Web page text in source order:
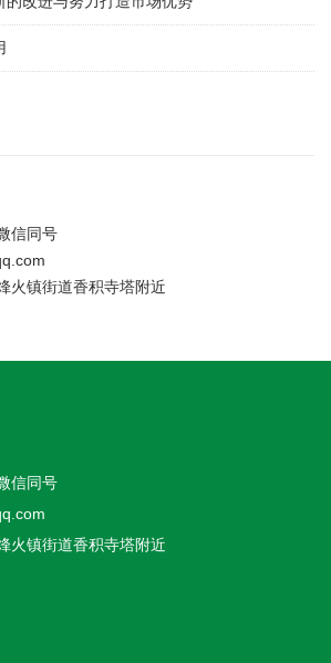
信同号
火镇街道香积寺塔附近
信同号
火镇街道香积寺塔附近